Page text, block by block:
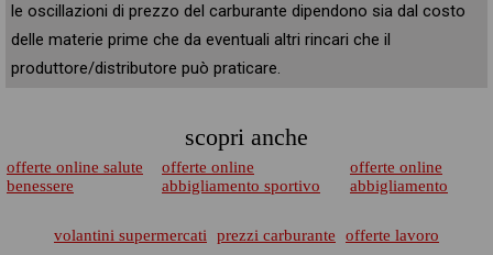
le oscillazioni di prezzo del carburante dipendono sia dal costo
delle materie prime che da eventuali altri rincari che il
produttore/distributore può praticare.
scopri anche
offerte online salute
benessere
offerte online
abbigliamento sportivo
offerte online
abbigliamento
volantini supermercati prezzi carburante
offerte lavoro